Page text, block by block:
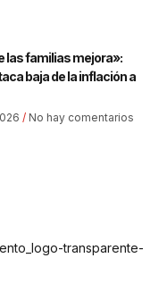
las familias mejora»:
baja de la inflación a
No hay comentarios